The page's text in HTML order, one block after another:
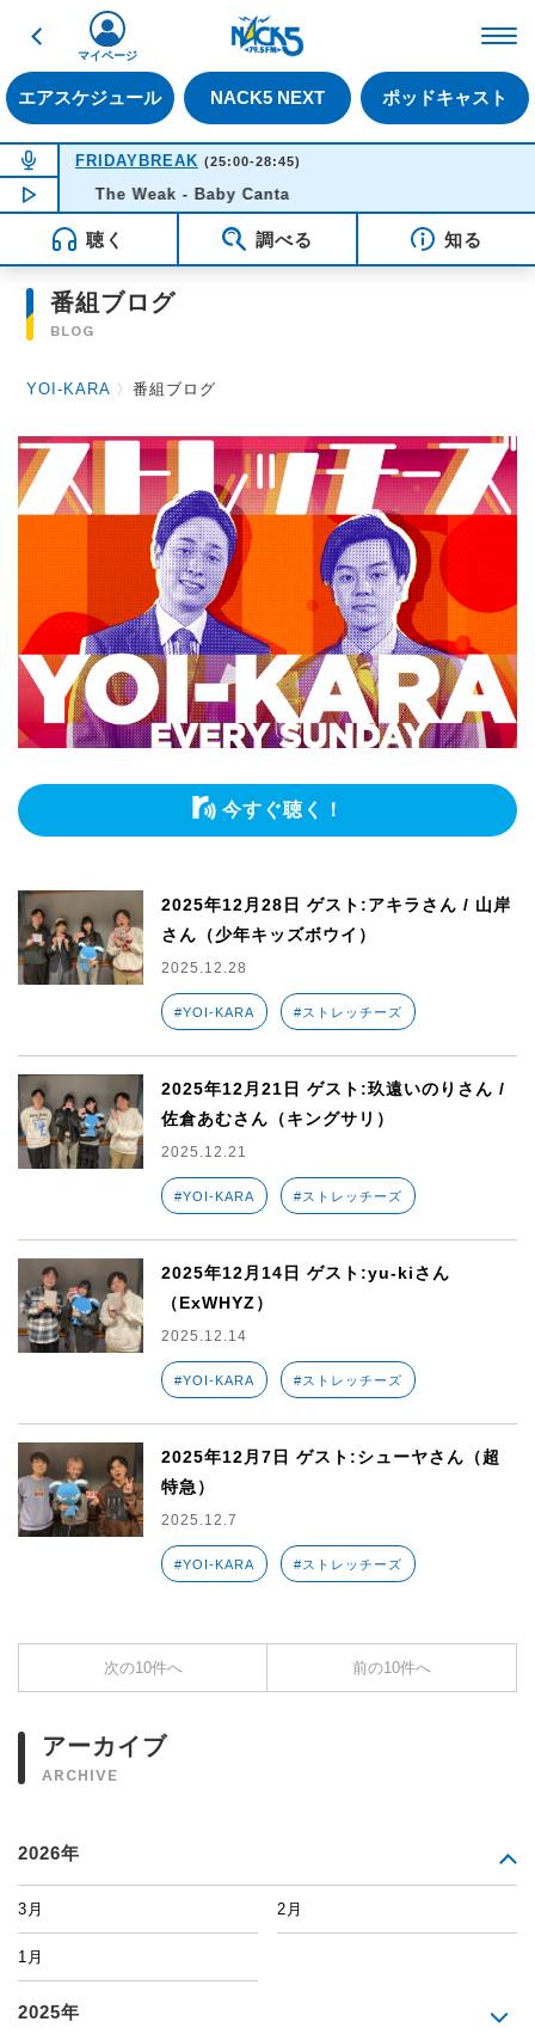
戻る
エアスケジュール NACK5 NEXT ポッドキャスト
マイページ
NOW ON AIR
FRIDAYBREAK (25:00-28:45)
NOW PLAYING 00:52
The Weak - Baby Canta
聴く 調べる 知る
番組ブログ
BLOG
YOI-KARA 〉番組ブログ
今すぐ聴く！
2025年12月28日 ゲスト:アキラさん / 山岸
さん（少年キッズボウイ）
2025.12.28
#YOI-KARA #ストレッチーズ
2025年12月21日 ゲスト:玖遠いのりさん /
佐倉あむさん（キングサリ）
2025.12.21
#YOI-KARA #ストレッチーズ
2025年12月14日 ゲスト:yu-kiさん
（ExWHYZ）
2025.12.14
#YOI-KARA #ストレッチーズ
2025年12月7日 ゲスト:シューヤさん（超
特急）
2025.12.7
#YOI-KARA #ストレッチーズ
次の10件へ 前の10件へ
アーカイブ
ARCHIVE
2026年
3月 2月
1月
2025年